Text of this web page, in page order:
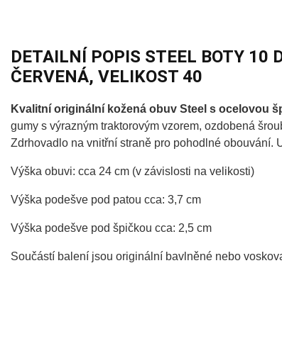
DETAILNÍ POPIS STEEL BOTY
ČERVENÁ, VELIKOST 40
Kvalitní originální kožená obuv Steel s ocelovou
gumy s výrazným traktorovým vzorem, ozdobená
Zdrhovadlo na vnitřní straně pro pohodlné obouvání.
Výška obuvi: cca 24 cm (v závislosti na velikosti)
Výška podešve pod patou cca: 3,7 cm
Výška podešve pod špičkou cca: 2,5 cm
Součástí balení jsou originální bavlněné nebo